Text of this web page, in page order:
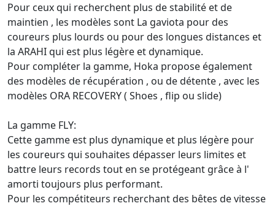
Pour ceux qui recherchent plus de stabilité et de
maintien , les modèles sont La gaviota pour des
coureurs plus lourds ou pour des longues distances et
la ARAHI qui est plus légère et dynamique.
Pour compléter la gamme, Hoka propose également
des modèles de récupération , ou de détente , avec les
modèles ORA RECOVERY ( Shoes , flip ou slide)
La gamme FLY:
Cette gamme est plus dynamique et plus légère pour
les coureurs qui souhaites dépasser leurs limites et
battre leurs records tout en se protégeant grâce à l'
amorti toujours plus performant.
Pour les compétiteurs recherchant des bêtes de vitesse